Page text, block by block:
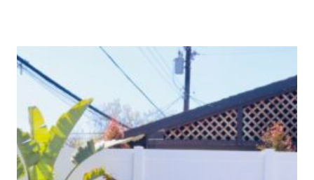
NAVIDAD
CON
TARJETAS
PERSONALIZADAS